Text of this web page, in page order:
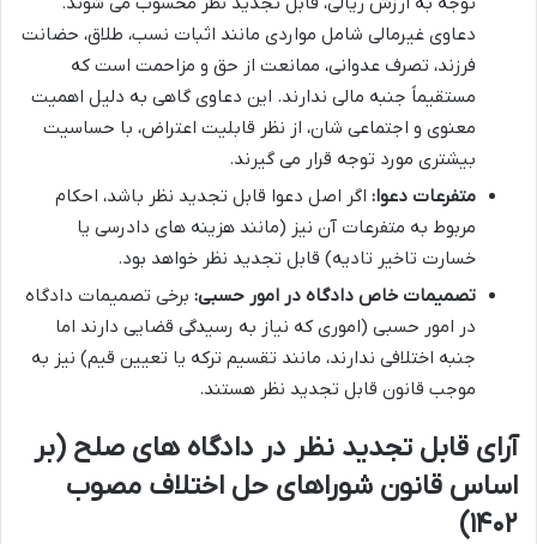
دعاوی غیرمالی شامل مواردی مانند اثبات نسب، طلاق، حضانت
فرزند، تصرف عدوانی، ممانعت از حق و مزاحمت است که
مستقیماً جنبه مالی ندارند. این دعاوی گاهی به دلیل اهمیت
معنوی و اجتماعی شان، از نظر قابلیت اعتراض، با حساسیت
بیشتری مورد توجه قرار می گیرند.
متفرعات دعوا: اگر اصل دعوا قابل تجدید نظر باشد، احکام
مربوط به متفرعات آن نیز (مانند هزینه های دادرسی یا
خسارت تاخیر تادیه) قابل تجدید نظر خواهد بود.
تصمیمات خاص دادگاه در امور حسبی: برخی تصمیمات دادگاه
در امور حسبی (اموری که نیاز به رسیدگی قضایی دارند اما
جنبه اختلافی ندارند، مانند تقسیم ترکه یا تعیین قیم) نیز به
موجب قانون قابل تجدید نظر هستند.
آرای قابل تجدید نظر در دادگاه های صلح (بر
اساس قانون شوراهای حل اختلاف مصوب
۱۴۰۲)